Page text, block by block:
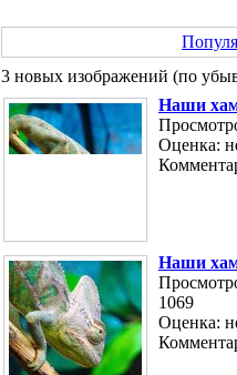
3 новых изображений (по
Наши
Оценка:
Наши
1069
Оценка: